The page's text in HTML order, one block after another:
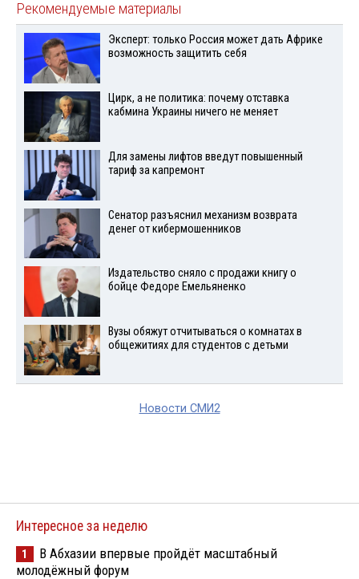
Рекомендуемые материалы
Эксперт: только Россия может дать Африке
возможность защитить себя
Цирк, а не политика: почему отставка
кабмина Украины ничего не меняет
Для замены лифтов введут повышенный
тариф за капремонт
Сенатор разъяснил механизм возврата
денег от кибермошенников
Издательство сняло с продажи книгу о
бойце Федоре Емельяненко
Вузы обяжут отчитываться о комнатах в
общежитиях для студентов с детьми
Новости СМИ2
Интересное за неделю
1
В Абхазии впервые пройдёт масштабный
молодёжный форум